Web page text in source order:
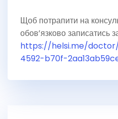
Щоб потрапити на
обов’язково записатись
https://helsi.me/
4592-b70f-